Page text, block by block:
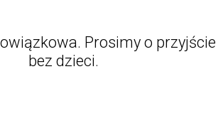
Prosimy o przyjście
bez dzieci.